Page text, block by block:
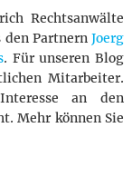
Rechtsanwälte
den PartnernJoerg
. Für unseren Blog
Mitarbeiter.
an den
Mehr können Sie